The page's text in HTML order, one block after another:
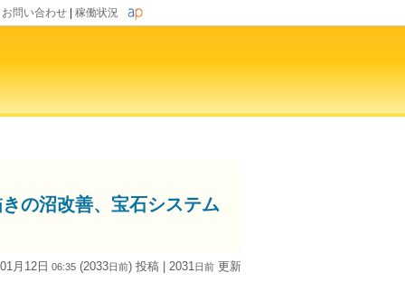
お問い合わせ 稼働状況
の沼改善、宝石システム
月12日 06:35 (2033日前) 投稿 | 2031日前 更新